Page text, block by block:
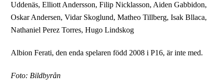
Uddenäs, Elliott Andersson, Filip Nicklasson, Aiden Gabbidon,
Oskar Andersen, Vidar Skoglund, Matheo Tillberg, Isak Bllaca,
Nathaniel Perez Torres, Hugo Lindskog
Albion Ferati, den enda spelaren född 2008 i P16, är inte med.
Foto: Bildbyrån